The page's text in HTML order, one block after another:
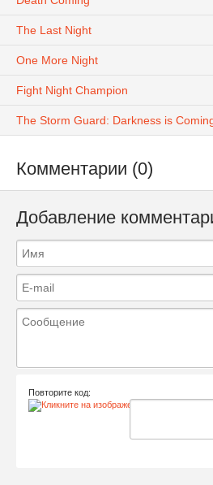
The Last Night
One More Night
Fight Night Champion
The Storm Guard: Darkness is
Комментарии (0)
Добавление
Повторите код: